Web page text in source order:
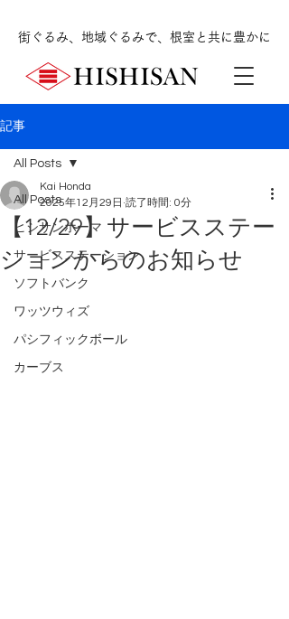
街ぐるみ、地域ぐるみで、根室と共に豊かに
記事
All Posts
ヒシサンホーマ
サービスステーション
ソフトバンク
ワッツウィズ
パシフィックボール
カーブス
All Posts
【12/29】サービスステー
ションからのお知らせ
Kai Honda
2025年12月29日 読了時間: 0分